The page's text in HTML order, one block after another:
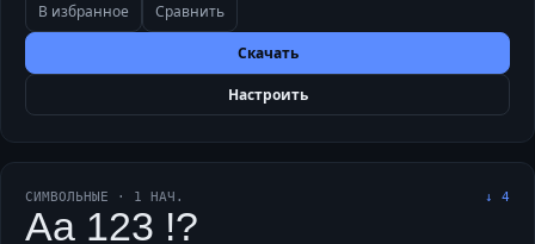
В избранное Сравнить
Скачать
Настроить
СИМВОЛЬНЫЕ · 1 НАЧ. ↓ 4
Aa 123 !?